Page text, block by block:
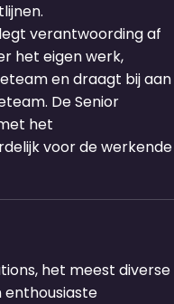
verantwoording af
het eigen werk,
en draagt bij aan
De Senior
het
voor de werkende
het meest diverse
enthousiaste